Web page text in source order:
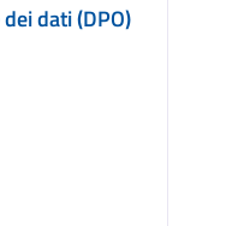
dati (DPO)